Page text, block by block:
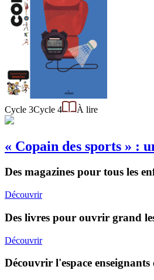
Cycle 3Cycle 4 À lire
« Copain des sports » :
Des magazines pour tous les
Découvrir
Des livres pour ouvrir grand
Découvrir
Découvrir l'espace